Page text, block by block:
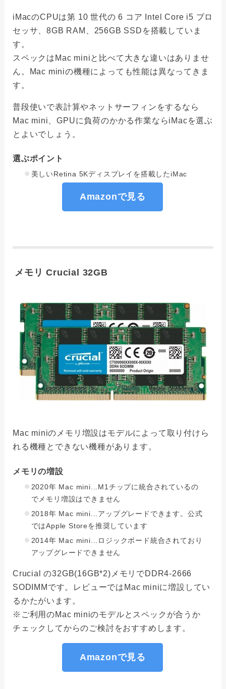
iMacのCPUは第 10 世代の 6 コア Intel Core i5 プロ
セッサ、8GB RAM、256GB SSDを搭載していま
す。
スペックはMac miniと比べて大きな違いはありませ
ん。Mac miniの機種によっても性能は異なってきま
す。
普段使いで表計算やネットサーフィンをするなら
Mac mini、GPUに負荷のかかる作業ならiMacを選ぶ
とよいでしょう。
選ぶポイント
美しいRetina 5Kディスプレイを搭載したiMac
Amazonで見る
メモリ Crucial 32GB
Mac miniのメモリ増設はモデルによって取り付けら
れる機種とできない機種があります。
メモリの増設
2020年 Mac mini...M1チップに統合されているの
でメモリ増設はできません
2018年 Mac mini...アップグレードできます。公式
ではApple Storeを推奨しています
2014年 Mac mini...ロジックボード統合されており
アップグレードできません
Crucial の32GB(16GB*2)メモリでDDR4-2666
SODIMMです。レビューではMac miniに増設してい
るかたがいます。
※ご利用のMac miniのモデルとスペックが合うか
チェックしてからのご検討をおすすめします。
Amazonで見る